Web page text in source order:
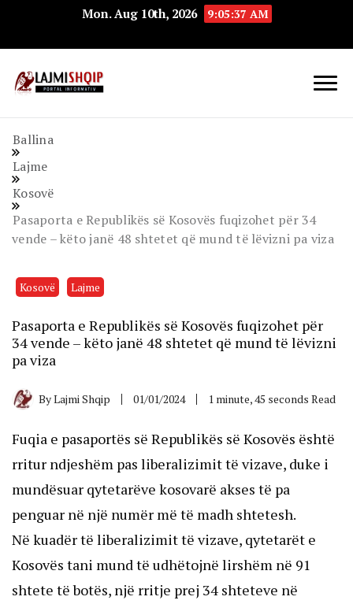
Mon. Aug 10th, 2026 9:05:38 AM
Ballina
Lajme
Kosovë
Pasaporta e Republikës së Kosovës fuqizohet për 34
vende – këto janë 48 shtetet që mund të lëvizni pa viza
Kosovë Lajme
Pasaporta e Republikës së Kosovës fuqizohet për
34 vende – këto janë 48 shtetet që mund të lëvizni
pa viza
ByLajmi Shqip 01/01/2024 1 minute, 45 seconds Read
Fuqia e pasaportës së Republikës së Kosovës është
rritur ndjeshëm pas liberalizimit të vizave, duke i
mundësuar qytetarëve kosovarë akses të pa
penguar në një numër më të madh shtetesh.
Në kuadër të liberalizimit të vizave, qytetarët e
Kosovës tani mund të udhëtojnë lirshëm në 91
shtete të botës, një rritje prej 34 shteteve në